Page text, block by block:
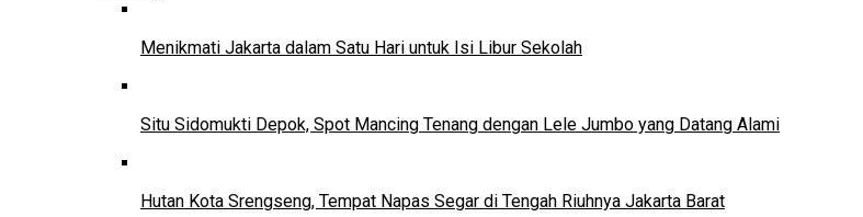
Menikmati Jakarta dalam Satu Hari untuk Isi Libur Sekolah
Situ Sidomukti Depok, Spot Mancing Tenang dengan Lele Jumbo yang Datang Alami
Hutan Kota Srengseng, Tempat Napas Segar di Tengah Riuhnya Jakarta Barat